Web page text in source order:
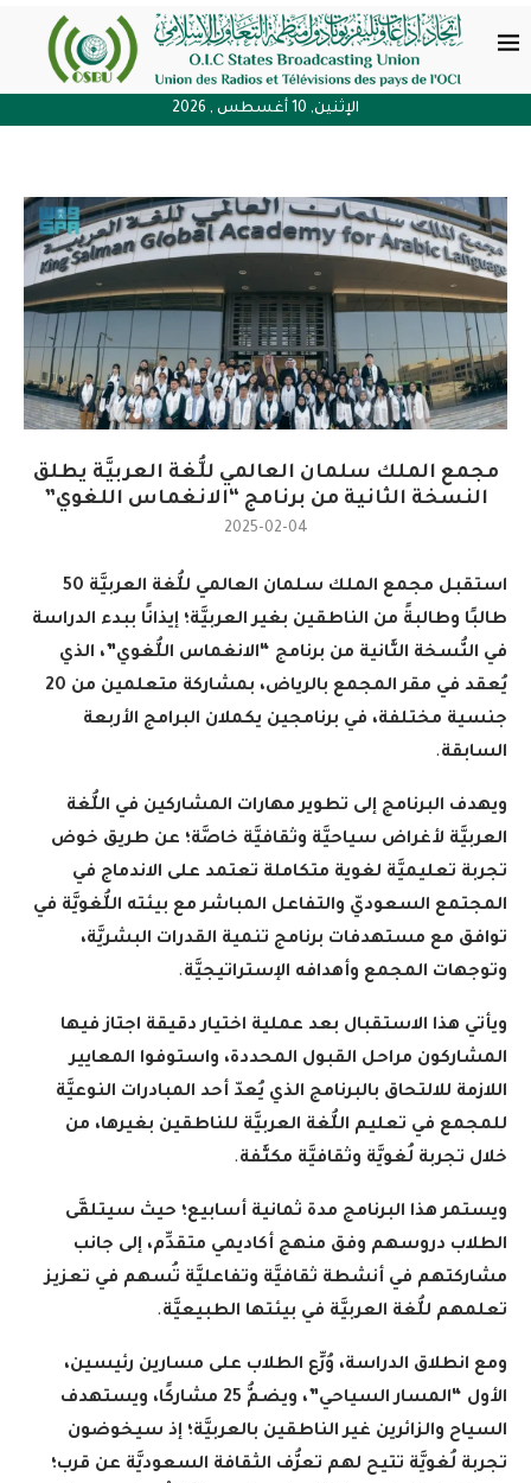
الإثنين, 10 أغسطس , 2026
مجمع الملك سلمان العالمي للُّغة العربيَّة يطلق
النسخة الثانية من برنامج “الانغماس اللغوي”
2025-02-04
استقبل مجمع الملك سلمان العالمي للُّغة العربيَّة 50
طالبًا وطالبةً من الناطقين بغير العربيَّة؛ إيذانًا ببدء الدراسة
في النُّسخة الثَّانية من برنامج “الانغماس اللُّغوي”، الذي
يُعقد في مقر المجمع بالرياض، بمشاركة متعلمين من 20
جنسية مختلفة، في برنامجين يكملان البرامج الأربعة
السابقة.
ويهدف البرنامج إلى تطوير مهارات المشاركين في اللُّغة
العربيَّة لأغراض سياحيَّة وثقافيَّة خاصَّة؛ عن طريق خوض
تجربة تعليميَّة لغوية متكاملة تعتمد على الاندماج في
المجتمع السعوديّ والتفاعل المباشر مع بيئته اللُّغويَّة في
توافق مع مستهدفات برنامج تنمية القدرات البشريَّة،
وتوجهات المجمع وأهدافه الإستراتيجيَّة.
ويأتي هذا الاستقبال بعد عملية اختيار دقيقة اجتاز فيها
المشاركون مراحل القبول المحددة، واستوفوا المعايير
اللازمة للالتحاق بالبرنامج الذي يُعدّ أحد المبادرات النوعيَّة
للمجمع في تعليم اللُّغة العربيَّة للناطقين بغيرها، من
خلال تجربة لُغويَّة وثقافيَّة مكثَّفة.
ويستمر هذا البرنامج مدة ثمانية أسابيع؛ حيث سيتلقَّى
الطلاب دروسهم وفق منهج أكاديمي متقدِّم، إلى جانب
مشاركتهم في أنشطة ثقافيَّة وتفاعليَّة تُسهم في تعزيز
تعلمهم للُّغة العربيَّة في بيئتها الطبيعيَّة.
ومع انطلاق الدراسة، وُزِّع الطلاب على مسارين رئيسين،
الأول “المسار السياحي”، ويضمُّ 25 مشاركًا، ويستهدف
السياح والزائرين غير الناطقين بالعربيَّة؛ إذ سيخوضون
تجربة لُغويَّة تتيح لهم تعرُّف الثقافة السعوديَّة عن قرب؛